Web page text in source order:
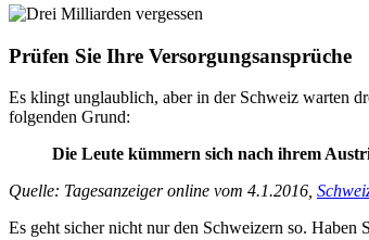
Prüfen Sie Ihre Versorgungsansprüche
Es klingt unglaublich, aber in der Schweiz warten
folgenden Grund:
Die Leute kümmern sich nach ihrem
Quelle: Tagesanzeiger online vom 4.1.2016,
Es geht sicher nicht nur den Schweizern so. Haben